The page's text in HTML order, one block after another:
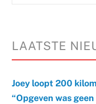
LAATSTE
Joey loopt 200
“Opgeven was